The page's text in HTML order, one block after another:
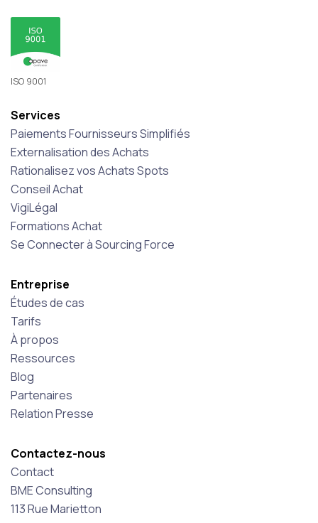
ISO 9001
Services
Paiements Fournisseurs Simplifiés
Externalisation des Achats
Rationalisez vos Achats Spots
Conseil Achat
VigiLégal
Formations Achat
Se Connecter à Sourcing Force
Entreprise
Études de cas
Tarifs
À propos
Ressources
Blog
Partenaires
Relation Presse
Contactez-nous
Contact
BME Consulting
113 Rue Marietton